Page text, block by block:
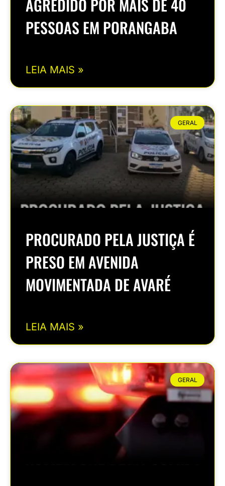
AGREDIDO POR MAIS DE 40
PESSOAS EM PORANGABA
LEIA MAIS »
GERAL
PROCURADO PELA JUSTIÇA É
PRESO EM AVENIDA
MOVIMENTADA DE AVARÉ
LEIA MAIS »
GERAL